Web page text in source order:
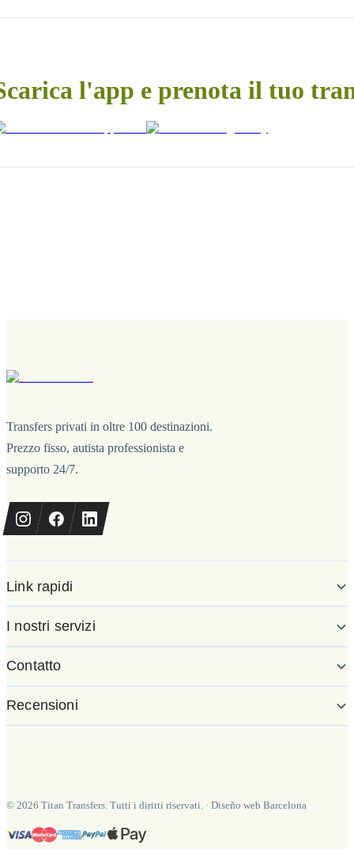
l'app e prenota il tuo
Transfers privati in oltre 100 destinazioni.
Prezzo fisso, autista professionista e
supporto 24/7.
Link rapidi
I nostri servizi
Contatto
Recensioni
© 2026 Titan Transfers. Tutti i diritti riservati. · Diseño web Barcelona